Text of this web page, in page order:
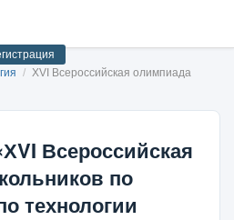
/ ХVI Всероссийская олимпиада
Всероссийская
по
технологии